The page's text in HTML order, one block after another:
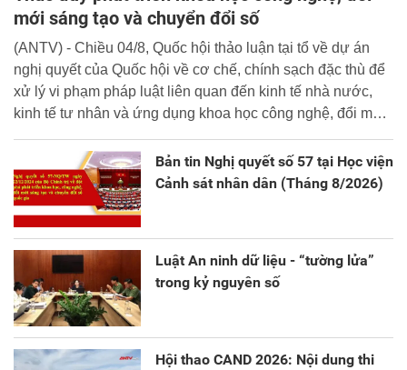
mới sáng tạo và chuyển đổi số
(ANTV) - Chiều 04/8, Quốc hội thảo luận tại tổ về dự án
nghị quyết của Quốc hội về cơ chế, chính sạch đặc thù để
xử lý vi phạm pháp luật liên quan đến kinh tế nhà nước,
kinh tế tư nhân và ứng dụng khoa học công nghệ, đổi mới
Bản tin Nghị quyết số 57 tại Học viện
Cảnh sát nhân dân (Tháng 8/2026)
Luật An ninh dữ liệu - “tường lửa”
trong kỷ nguyên số
Hội thao CAND 2026: Nội dung thi